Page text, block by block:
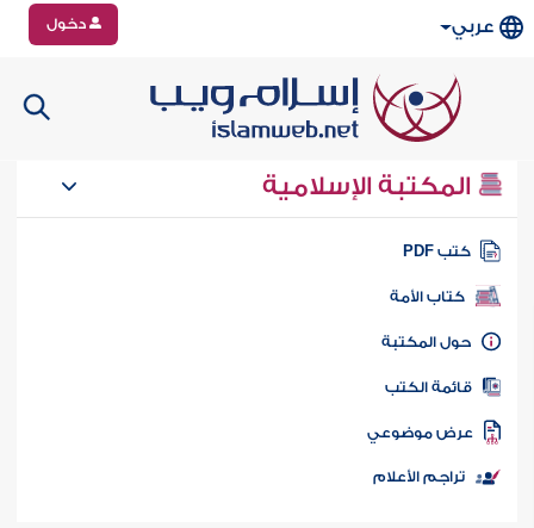
عربي دخول
المكتبة الإسلامية
كتب PDF
كتاب الأمة
المكتبة
الكتب
موضوعي